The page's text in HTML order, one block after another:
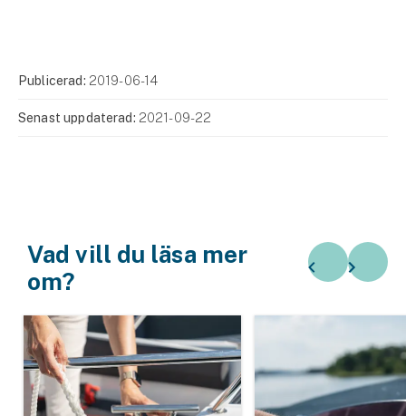
Publicerad: 2019-06-14
Senast uppdaterad: 2021-09-22
Vad vill du läsa mer
om?